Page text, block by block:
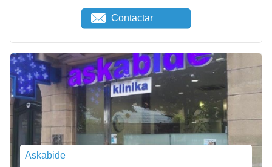
Contactar
Askabide